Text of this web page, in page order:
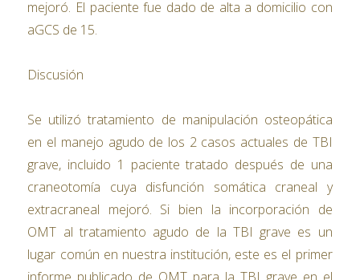
mejoró. El paciente fue dado de alta a domicilio con
aGCS de 15.
Discusión
Se utilizó tratamiento de manipulación osteopática
en el manejo agudo de los 2 casos actuales de TBI
grave, incluido 1 paciente tratado después de una
craneotomía cuya disfunción somática craneal y
extracraneal mejoró. Si bien la incorporación de
OMT al tratamiento agudo de la TBI grave es un
lugar común en nuestra institución, este es el primer